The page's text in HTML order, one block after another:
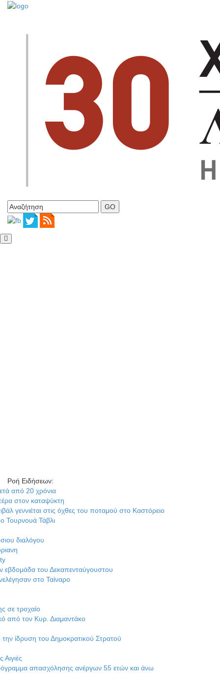
Ροή Ειδήσεων:
στις όχθες του ποταμού στο Καστόρειο
Τάβλι
Δεκαπενταύγουστου
Ταίναρο
Διαμαντάκο
Δημοκρατικού Στρατού
ανέργων 55 ετών και άνω